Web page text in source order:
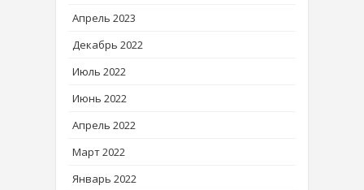
Апрель 2023
Декабрь 2022
Июль 2022
Июнь 2022
Апрель 2022
Март 2022
Январь 2022